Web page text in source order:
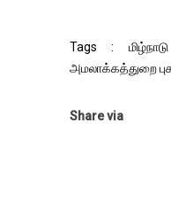
Tags :
அமலாக்கத்துறை
Share via